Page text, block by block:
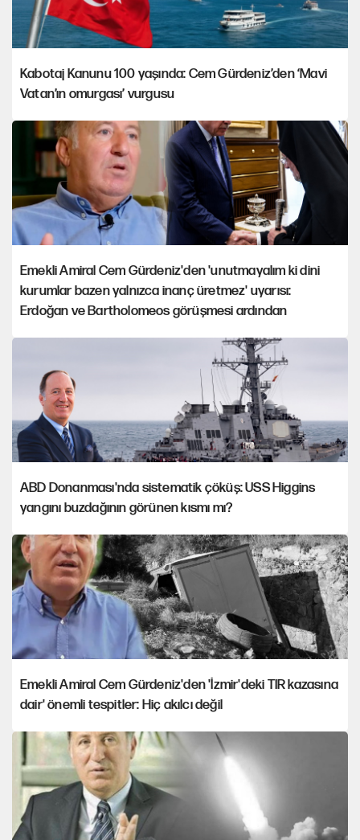
Kabotaj Kanunu 100 yaşında: Cem Gürdeniz’den ‘Mavi
Vatan’ın omurgası’ vurgusu
Emekli Amiral Cem Gürdeniz'den 'unutmayalım ki dini
kurumlar bazen yalnızca inanç üretmez' uyarısı:
Erdoğan ve Bartholomeos görüşmesi ardından
ABD Donanması'nda sistematik çöküş: USS Higgins
yangını buzdağının görünen kısmı mı?
Emekli Amiral Cem Gürdeniz'den 'İzmir'deki TIR kazasına
dair' önemli tespitler: Hiç akılcı değil